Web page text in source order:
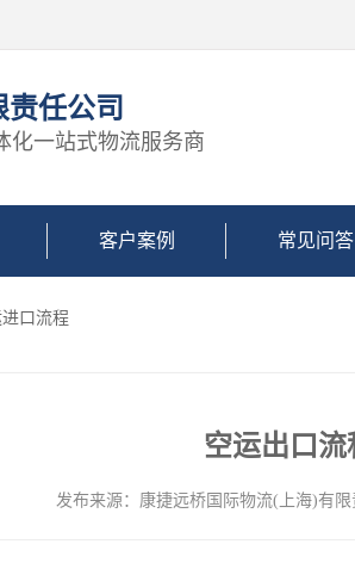
任公司
化一站式物流服务商
客户案例 常见问答
口流程
空运出口
发布来源：康捷远桥国际物流(上海)